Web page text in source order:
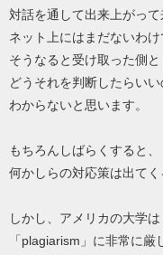
対話を通して出来上がって
ネット上にはまだないわけ
そうなると受け取った側と
どうそれを判断したらいい
わからないと思います。
もちろんしばらくすると、
何かしらの対応策は出てく
しかし、アメリカの大学は
「plagiarism」に非常に厳